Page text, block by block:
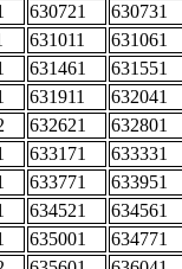
630721 630731
631011 631061
631461 631551
631911 632041
632621 632801
633171 633331
633771 633951
634521 634561
635001 634771